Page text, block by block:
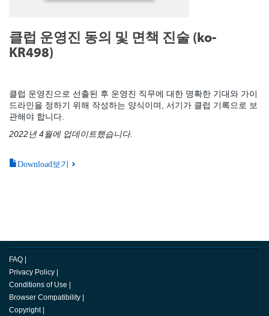
클럽 운영진 동의 및 면책 진술 (ko-
KR498)
클럽 운영진으로 선출된 후 운영진 직무에 대한 명확한 기대와 가이
드라인을 정하기 위해 작성하는 양식이며, 서기가 클럽 기록으로 보
관해야 합니다.
2022년 4월에 업데이트했습니다.
Download보기
FAQ
Privacy Policy
Conditions of Use
Browser Compatibility
Copyright